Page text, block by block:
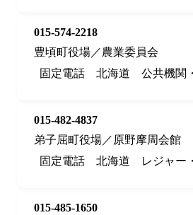
015-574-2218
豊頃町役場／農業委員会
固定電話
北海道 公共機関
015-482-4837
弟子屈町役場／原野摩周会館
固定電話
北海道 レジャー
015-485-1650